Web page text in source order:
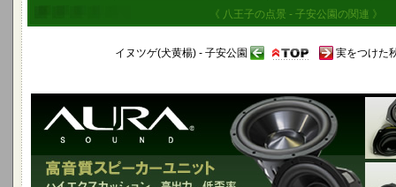
《 八王子の点景 - 子安公園の関連 》
イヌツゲ(犬黄楊) - 子安公園 実をつけた